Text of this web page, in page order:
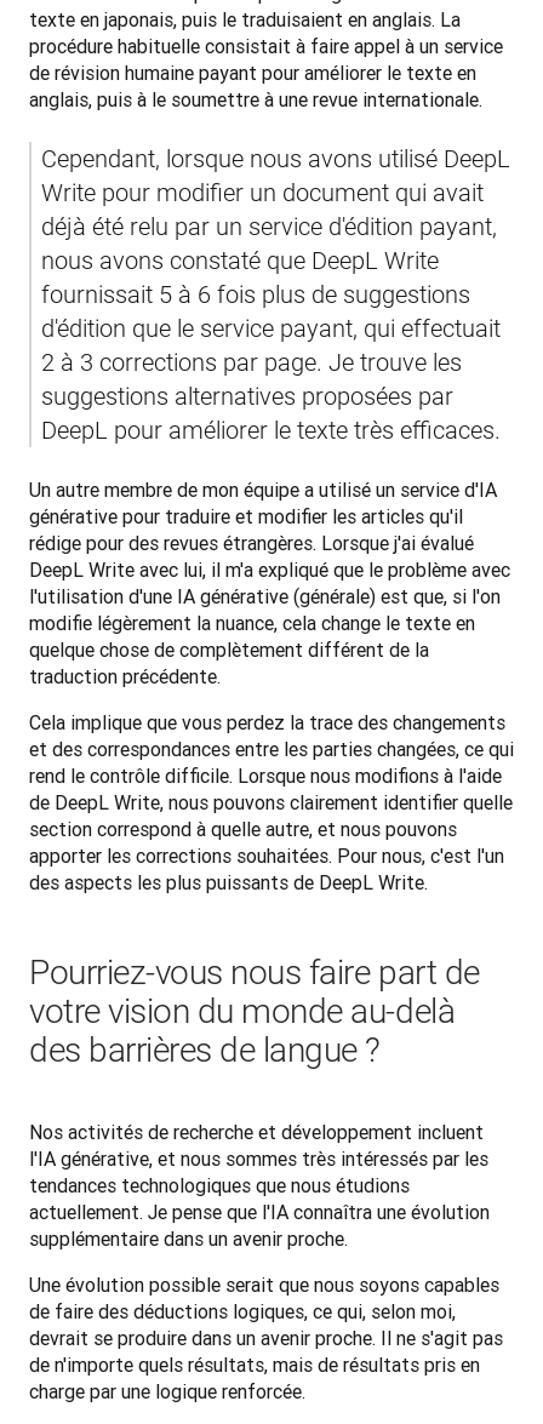
texte en japonais, puis le traduisaient en anglais. La
procédure habituelle consistait à faire appel à un service
de révision humaine payant pour améliorer le texte en
anglais, puis à le soumettre à une revue internationale.
Cependant, lorsque nous avons utilisé DeepL
Write pour modifier un document qui avait
déjà été relu par un service d'édition payant,
nous avons constaté que DeepL Write
fournissait 5 à 6 fois plus de suggestions
d'édition que le service payant, qui effectuait
2 à 3 corrections par page. Je trouve les
suggestions alternatives proposées par
DeepL pour améliorer le texte très efficaces.
Un autre membre de mon équipe a utilisé un service d'IA
générative pour traduire et modifier les articles qu'il
rédige pour des revues étrangères. Lorsque j'ai évalué
DeepL Write avec lui, il m'a expliqué que le problème avec
l'utilisation d'une IA générative (générale) est que, si l'on
modifie légèrement la nuance, cela change le texte en
quelque chose de complètement différent de la
traduction précédente.
Cela implique que vous perdez la trace des changements
et des correspondances entre les parties changées, ce qui
rend le contrôle difficile. Lorsque nous modifions à l'aide
de DeepL Write, nous pouvons clairement identifier quelle
section correspond à quelle autre, et nous pouvons
apporter les corrections souhaitées. Pour nous, c'est l'un
des aspects les plus puissants de DeepL Write.
Pourriez-vous nous faire part de
votre vision du monde au-delà
des barrières de langue ?
Nos activités de recherche et développement incluent
l'IA générative, et nous sommes très intéressés par les
tendances technologiques que nous étudions
actuellement. Je pense que l'IA connaîtra une évolution
supplémentaire dans un avenir proche.
Une évolution possible serait que nous soyons capables
de faire des déductions logiques, ce qui, selon moi,
devrait se produire dans un avenir proche. Il ne s'agit pas
de n'importe quels résultats, mais de résultats pris en
charge par une logique renforcée.